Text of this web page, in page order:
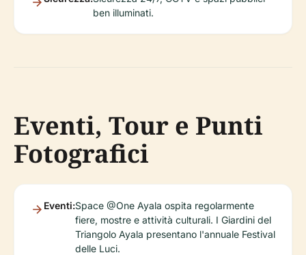
ben illuminati.
Eventi, Tour e Punti
Fotografici
Eventi:Space @One Ayala ospita regolarmente
fiere, mostre e attività culturali. I Giardini del
Triangolo Ayala presentano l'annuale Festival
delle Luci.